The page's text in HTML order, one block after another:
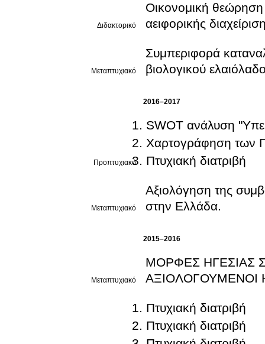
Διδακτορικό
Οικονομική θεώρηση
αειφορικής
Μεταπτυχιακό
Συμπεριφορά
βιολογικού
2016–2017
Προπτυχιακό
SWOT ανάλυση
Χαρτογράφηση των
Πτυχιακή διατριβή
Μεταπτυχιακό
Αξιολόγηση της
στην Ελλάδα.
2015–2016
Μεταπτυχιακό
ΜΟΡΦΕΣ ΗΓΕΣΙΑΣ
ΑΞΙΟΛΟΓΟΥΜΕΝΟΙ
Πτυχιακή διατριβή
Πτυχιακή διατριβή